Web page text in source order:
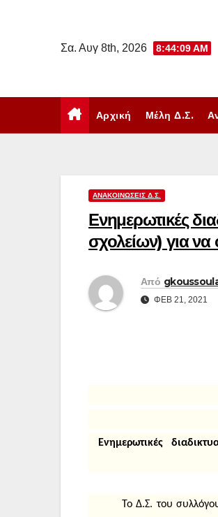
Σα. Αυγ 8th, 2026 8:44:10 AM
Αρχική Μέλη Δ.Σ.
ΑΝΑΚΟΙΝΏΣΕΙΣ Δ.Σ.
Ενημερωτικές
σχολείων) για
Από
ΦΕΒ 21, 2021
Ενημερωτικές
Το Δ.Σ. του